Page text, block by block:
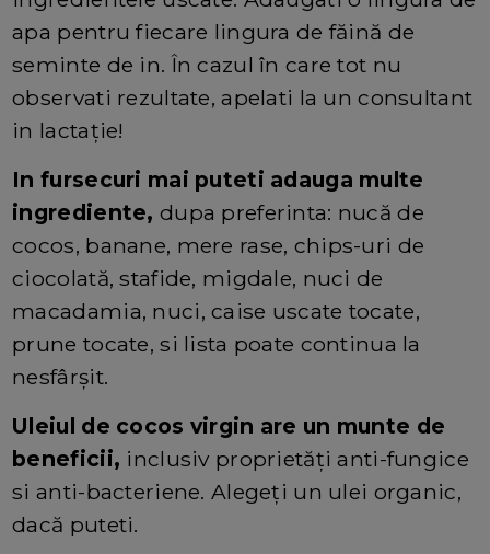
apa pentru fiecare lingura de făină de
seminte de in. În cazul în care tot nu
observati rezultate, apelati la un consultant
in lactație!
In fursecuri mai puteti adauga multe
ingrediente, dupa preferinta: nucă de
cocos, banane, mere rase, chips-uri de
ciocolată, stafide, migdale, nuci de
macadamia, nuci, caise uscate tocate,
prune tocate, si lista poate continua la
nesfârșit.
Uleiul de cocos virgin are un munte de
beneficii, inclusiv proprietăți anti-fungice
si anti-bacteriene. Alegeți un ulei organic,
dacă puteti.